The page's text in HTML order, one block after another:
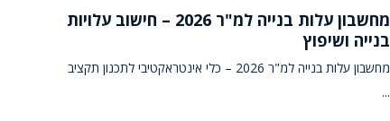
מחשבון עלות בנייה למ"ר 2026 – חישוב עלויות
בנייה ושיפוץ
מחשבון עלות בנייה למ"ר 2026 – כלי אינטראקטיבי לתכנון תקציב
...